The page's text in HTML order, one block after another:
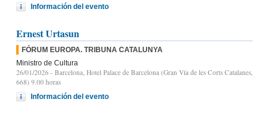
Información del evento
Ernest Urtasun
FÓRUM EUROPA. TRIBUNA CATALUNYA
Ministro de Cultura
26/01/2026 - Barcelona, Hotel Palace de Barcelona (Gran Vía de les Corts Catalanes,
668) 9.00 horas
Información del evento